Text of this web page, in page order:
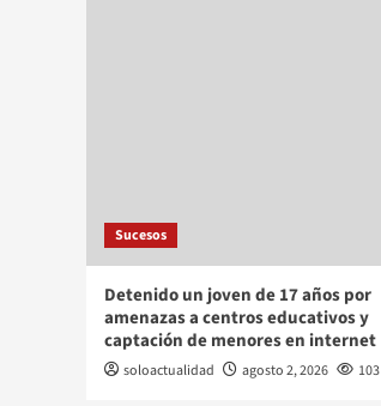
Sucesos
Detenido un joven de 17 años por
amenazas a centros educativos y
captación de menores en internet
soloactualidad agosto 2, 2026 103